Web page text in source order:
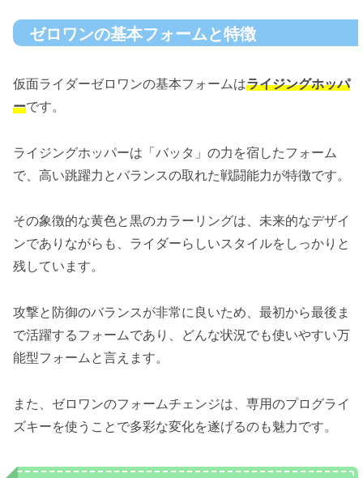
ゼロワンの基本フォームと特徴
仮面ライダーゼロワンの基本フォームはライジングホッパ
ーです。
ライジングホッパーは「バッタ」の力を宿したフォーム
で、高い跳躍力とバランスの取れた戦闘能力が特徴です。
その象徴的な黄色と黒のカラーリングは、未来的なデザイ
ンでありながらも、ライダーらしいスタイルをしっかりと
残しています。
攻撃と防御のバランスが非常に良いため、最初から最後ま
で活躍するフォームであり、どんな状況でも使いやすい万
能型フォームと言えます。
また、ゼロワンのフォームチェンジは、専用のプログライ
ズキーを使うことで多彩な変化を遂げるのも魅力です。